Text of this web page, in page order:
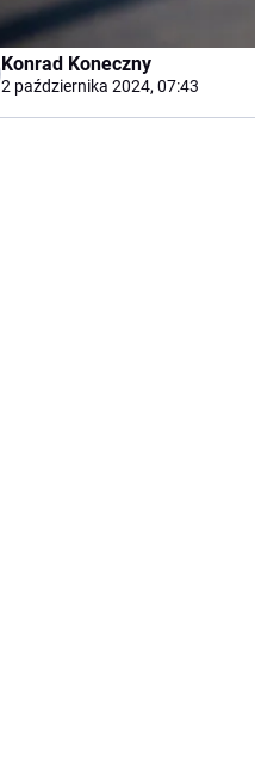
Konrad Koneczny
2 października 2024, 07:43